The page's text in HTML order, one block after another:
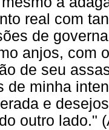
real com
de
anjos, com
de seu
de minha
e
outro lado."